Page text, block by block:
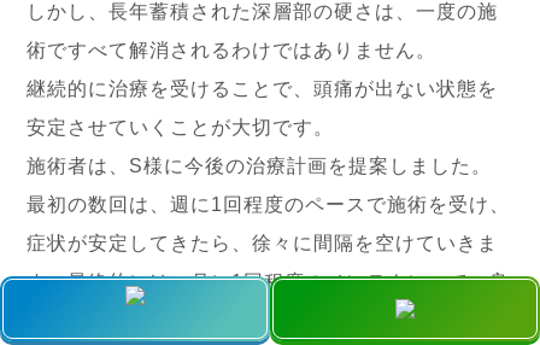
しかし、長年蓄積された深層部の硬さは、一度の施
術ですべて解消されるわけではありません。
継続的に治療を受けることで、頭痛が出ない状態を
安定させていくことが大切です。
施術者は、S様に今後の治療計画を提案しました。
最初の数回は、週に1回程度のペースで施術を受け、
症状が安定してきたら、徐々に間隔を空けていきま
す。最終的には、月に1回程度のメンテナンスで、良
い状態を維持できるようになることを目指します。